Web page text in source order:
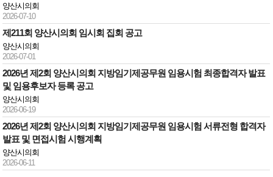
양산시의회
2026-07-10
제211회 양산시의회 임시회 집회 공고
양산시의회
2026-07-01
2026년 제2회 양산시의회 지방임기제공무원 임용시험 최종합격자 발표
및 임용후보자 등록 공고
양산시의회
2026-06-19
2026년 제2회 양산시의회 지방임기제공무원 임용시험 서류전형 합격자
발표 및 면접시험 시행계획
양산시의회
2026-06-11